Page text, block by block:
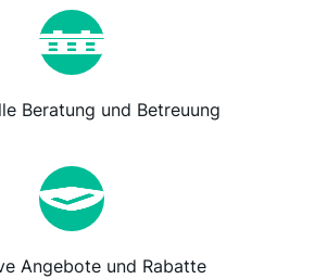
Beratung und Betreuung
Angebote und Rabatte